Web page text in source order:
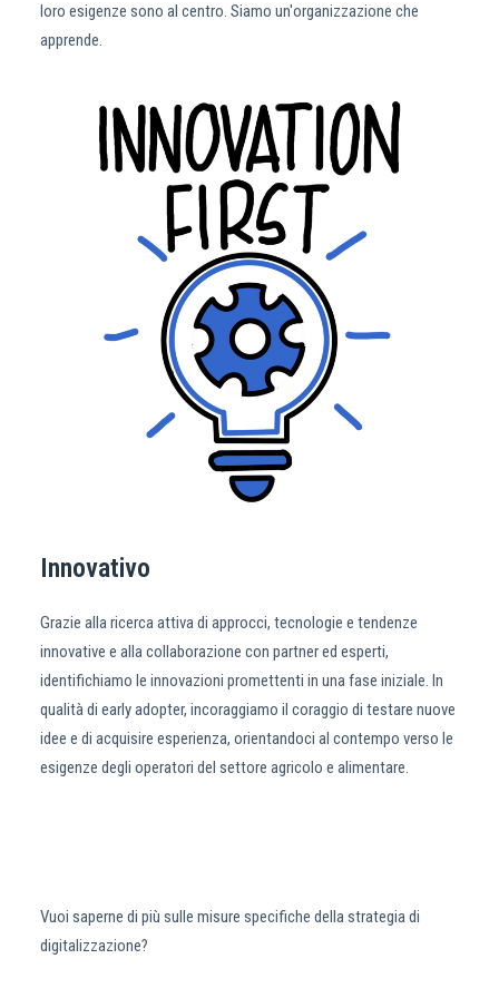
loro esigenze sono al centro. Siamo un'organizzazione che
apprende.
Innovativo
Grazie alla ricerca attiva di approcci, tecnologie e tendenze
innovative e alla collaborazione con partner ed esperti,
identifichiamo le innovazioni promettenti in una fase iniziale. In
qualità di early adopter, incoraggiamo il coraggio di testare nuove
idee e di acquisire esperienza, orientandoci al contempo verso le
esigenze degli operatori del settore agricolo e alimentare.
Vuoi saperne di più sulle misure specifiche della strategia di
digitalizzazione?